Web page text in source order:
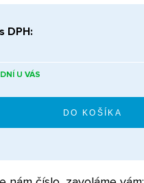
DPH:
U VÁS